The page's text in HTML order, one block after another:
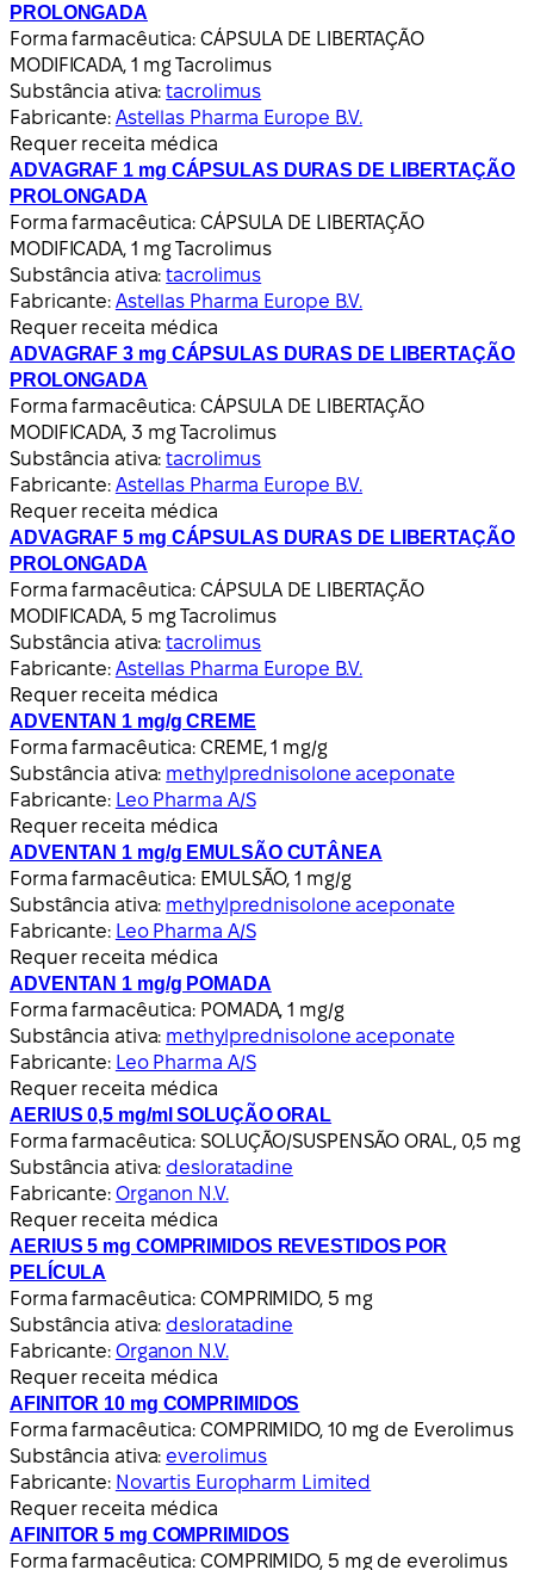
PROLONGADA
Forma farmacêutica: CÁPSULA DE LIBERTAÇÃO
MODIFICADA, 1 mg Tacrolimus
Substância ativa:tacrolimus
Fabricante: Astellas Pharma Europe B.V.
Requer receita médica
ADVAGRAF 1 mg CÁPSULAS DURAS DE LIBERTAÇÃO
PROLONGADA
Forma farmacêutica: CÁPSULA DE LIBERTAÇÃO
MODIFICADA, 1 mg Tacrolimus
Substância ativa:tacrolimus
Fabricante: Astellas Pharma Europe B.V.
Requer receita médica
ADVAGRAF 3 mg CÁPSULAS DURAS DE LIBERTAÇÃO
PROLONGADA
Forma farmacêutica: CÁPSULA DE LIBERTAÇÃO
MODIFICADA, 3 mg Tacrolimus
Substância ativa:tacrolimus
Fabricante: Astellas Pharma Europe B.V.
Requer receita médica
ADVAGRAF 5 mg CÁPSULAS DURAS DE LIBERTAÇÃO
PROLONGADA
Forma farmacêutica: CÁPSULA DE LIBERTAÇÃO
MODIFICADA, 5 mg Tacrolimus
Substância ativa:tacrolimus
Fabricante: Astellas Pharma Europe B.V.
Requer receita médica
ADVENTAN 1 mg/g CREME
Forma farmacêutica: CREME, 1 mg/g
Substância ativa: methylprednisolone aceponate
Fabricante: Leo Pharma A/S
Requer receita médica
ADVENTAN 1 mg/g EMULSÃO CUTÂNEA
Forma farmacêutica: EMULSÃO, 1 mg/g
Substância ativa: methylprednisolone aceponate
Fabricante: Leo Pharma A/S
Requer receita médica
ADVENTAN 1 mg/g POMADA
Forma farmacêutica: POMADA, 1 mg/g
Substância ativa: methylprednisolone aceponate
Fabricante: Leo Pharma A/S
Requer receita médica
AERIUS 0,5 mg/ml SOLUÇÃO ORAL
Forma farmacêutica: SOLUÇÃO/SUSPENSÃO ORAL, 0,5 mg
Substância ativa: desloratadine
Fabricante: Organon N.V.
Requer receita médica
AERIUS 5 mg COMPRIMIDOS REVESTIDOS POR
PELÍCULA
Forma farmacêutica: COMPRIMIDO, 5 mg
Substância ativa: desloratadine
Fabricante: Organon N.V.
Requer receita médica
AFINITOR 10 mg COMPRIMIDOS
Forma farmacêutica: COMPRIMIDO, 10 mg de Everolimus
Substância ativa: everolimus
Fabricante: Novartis Europharm Limited
Requer receita médica
AFINITOR 5 mg COMPRIMIDOS
Forma farmacêutica: COMPRIMIDO, 5 mg de everolimus